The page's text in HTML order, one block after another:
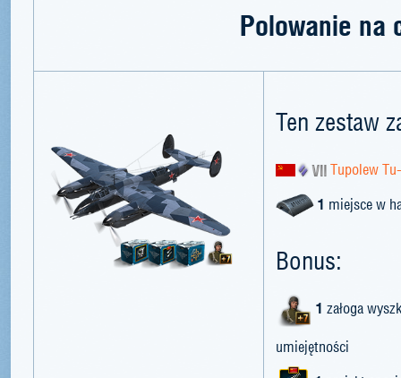
Polowanie na
Ten zestaw
Tupolew
1 miejsce w
Bonus:
1 załoga
umiejętności